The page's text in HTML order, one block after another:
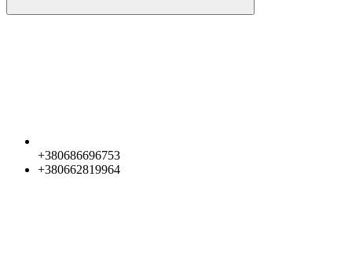
+380686696753
+380662819964